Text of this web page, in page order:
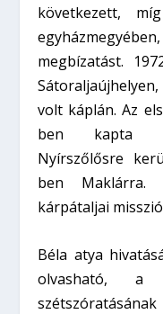
következett,
megbízatást.
volt káplán. Az
ben kapta
Nyírszőlősre
ben
kárpátaljai
Béla atya
olvasható, a